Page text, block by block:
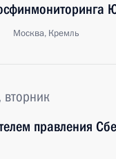
Москва, Кремль
правления